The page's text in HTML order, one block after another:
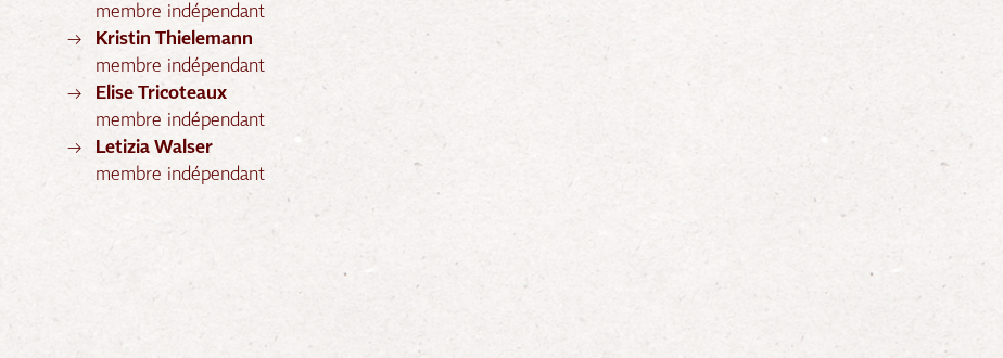
membre indépendant
Kristin Thielemann
membre indépendant
Elise Tricoteaux
membre indépendant
Letizia Walser
membre indépendant